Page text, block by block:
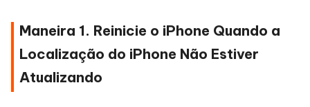
Maneira 1. Reinicie o iPhone Quando a
Localização do iPhone Não Estiver
Atualizando